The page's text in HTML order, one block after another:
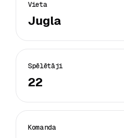
Vieta
Jugla
Spēlētāji
22
Komanda